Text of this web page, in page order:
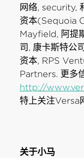
网络, security,
资本(Sequoia
Mayfield, 阿提
司, 康卡斯特公
资本, RPS
Partners. 更多
http://
特上关注Versa
关于小马